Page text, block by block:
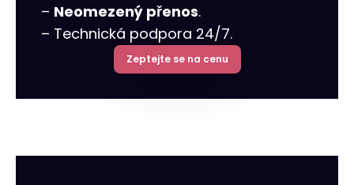
– Neomezený přenos.
– Technická podpora 24/7.
Zeptejte se na cenu